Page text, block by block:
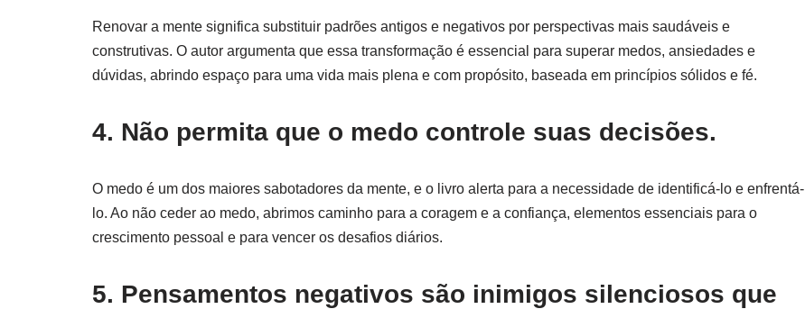
Renovar a mente significa substituir padrões antigos e negativos por perspectivas mais saudáveis e
construtivas. O autor argumenta que essa transformação é essencial para superar medos, ansiedades e
dúvidas, abrindo espaço para uma vida mais plena e com propósito, baseada em princípios sólidos e fé.
4. Não permita que o medo controle suas decisões.
O medo é um dos maiores sabotadores da mente, e o livro alerta para a necessidade de identificá-lo e enfrentá-
lo. Ao não ceder ao medo, abrimos caminho para a coragem e a confiança, elementos essenciais para o
crescimento pessoal e para vencer os desafios diários.
5. Pensamentos negativos são inimigos silenciosos que